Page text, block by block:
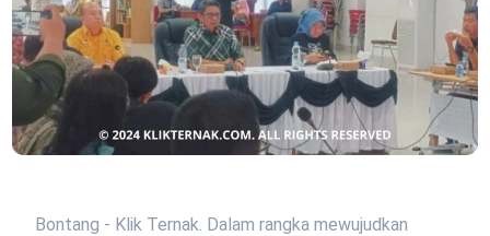
Bontang - Klik Ternak. Dalam rangka mewujudkan